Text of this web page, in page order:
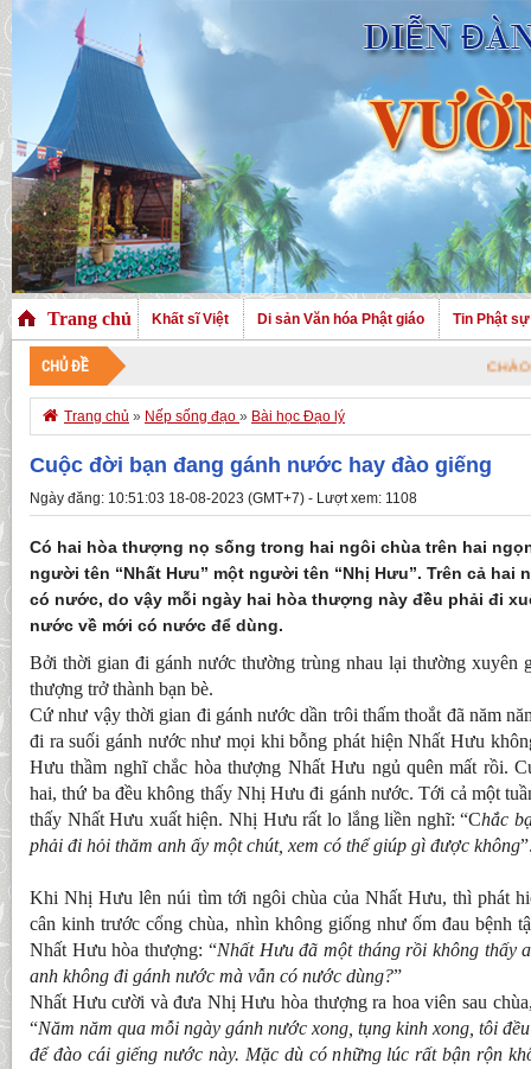
Trang chủ Khất sĩ Việt Di sản Văn hóa Phật giáo Tin Phật sự
CHỦ ĐỀ CHÀO MỪNG
 Trang chủ » Nếp sống đạo » Bài học Đạo lý
Cuộc đời bạn đang gánh nước hay đào giếng
Ngày đăng: 10:51:03 18-08-2023 (GMT+7) - Lượt xem: 1108
Có hai hòa thượng nọ sống trong hai ngôi chùa trên hai
người tên “Nhất Hưu” một người tên “Nhị Hưu”. Trên cả hai
có nước, do vậy mỗi ngày hai hòa thượng này đều phải đi
nước về mới có nước để dùng.
Bởi thời gian đi gánh nước thường trùng nhau lại thường xuyên
thượng trở thành bạn bè.
Cứ như vậy thời gian đi gánh nước dần trôi thấm thoắt đã năm
đi ra suối gánh nước như mọi khi bỗng phát hiện Nhất Hưu
Hưu thầm nghĩ chắc hòa thượng Nhất Hưu ngủ quên mất rồi.
hai, thứ ba đều không thấy Nhị Hưu đi gánh nước. Tới cả một
thấy Nhất Hưu xuất hiện. Nhị Hưu rất lo lắng liền nghĩ: “Chắc
phải đi hỏi thăm anh ấy một chút, xem có thể giúp gì được không
Khi Nhị Hưu lên núi tìm tới ngôi chùa của Nhất Hưu, thì phát
cân kinh trước cổng chùa, nhìn không giống như ốm đau bệnh
Nhất Hưu hòa thượng: “Nhất Hưu đã một tháng rồi không thấy
anh không đi gánh nước mà vẫn có nước dùng?”
Nhất Hưu cười và đưa Nhị Hưu hòa thượng ra hoa viên sau
“Năm năm qua mỗi ngày gánh nước xong, tụng kinh xong, tôi
để đào cái giếng nước này. Mặc dù có những lúc rất bận rộn